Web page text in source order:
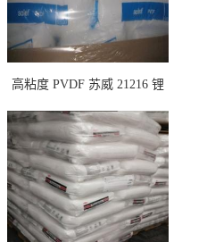
高粘度 PVDF 苏威 21216 锂